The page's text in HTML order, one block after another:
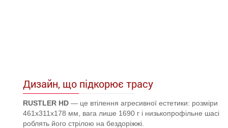
Дизайн, що підкорює трасу
RUSTLER HD— це втілення агресивної естетики: розміри
461x311x178 мм, вага лише 1690 г і низькопрофільне шасі
роблять його стрілою на бездоріжжі.